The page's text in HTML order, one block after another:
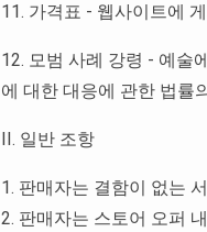
11. 가격표 - 웹사이트에
12. 모범 사례 강령 - 예술
에 대한 대응에 관한 법률
II. 일반 조항
1. 판매자는 결함이 없는
2. 판매자는 스토어 오퍼